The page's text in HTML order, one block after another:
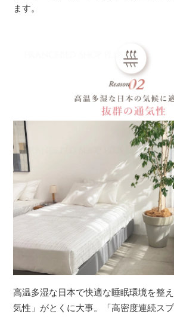
ます。
高温多湿な日本で快適な睡眠環境を整
気性」がとくに大事。「高密度連続ス